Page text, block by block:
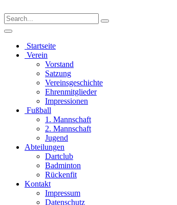
Startseite
Verein
Vorstand
Satzung
Vereinsgeschichte
Ehrenmitglieder
Impressionen
Fußball
1. Mannschaft
2. Mannschaft
Jugend
Abteilungen
Dartclub
Badminton
Rückenfit
Kontakt
Impressum
Datenschutz